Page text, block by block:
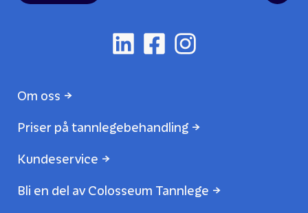
Om oss
Priser på tannlegebehandling
Kundeservice
Bli en del av Colosseum Tannlege